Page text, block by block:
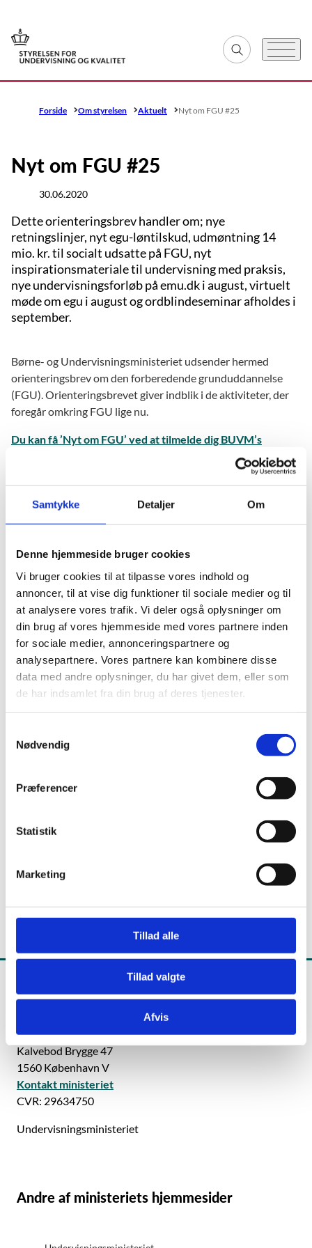
Samtykke Detaljer Om
Denne hjemmeside bruger cookies
Vi bruger cookies til at tilpasse vores indhold og
annoncer, til at vise dig funktioner til sociale medier og til
at analysere vores trafik. Vi deler også oplysninger om
din brug af vores hjemmeside med vores partnere inden
for sociale medier, annonceringspartnere og
analysepartnere. Vores partnere kan kombinere disse
data med andre oplysninger, du har givet dem, eller som
de har indsamlet fra din brug af deres tjenester.
Nødvendig
Præferencer
Statistik
Marketing
Tillad alle
Tillad valgte
Afvis
Gå til forsiden Fold søgefelt ud
Menu
Forside Om styrelsen Aktuelt Nyt om FGU #25
Nyt om FGU #25
30.06.2020
Dette orienteringsbrev handler om; nye
retningslinjer, nyt egu-løntilskud, udmøntning 14
mio. kr. til socialt udsatte på FGU, nyt
inspirationsmateriale til undervisning med praksis,
nye undervisningsforløb på emu.dk i august, virtuelt
møde om egu i august og ordblindeseminar afholdes i
september.
Børne- og Undervisningsministeriet udsender hermed
orienteringsbrev om den forberedende grunduddannelse
(FGU). Orienteringsbrevet giver indblik i de aktiviteter, der
foregår omkring FGU lige nu.
Du kan få ’Nyt om FGU’ ved at tilmelde dig BUVM’s
”Uddannelser til unge”, vil du modtage ’Nyt om FGU’.
Orienteringsbrevet bliver også publiceret på
BUVM's
påemu.dk, som er ministeriets faglige portal til sektoren.
Læs mere
Nyt om FGU #25 juni 2020 (pdf)
Kontakt
Hanne Merrild Jensen
Styrelsen for Undervisning og Kvalitet
Kalvebod Brygge 47
1560 København V
Kontakt ministeriet
CVR: 29634750
Undervisningsministeriet
Andre af ministeriets hjemmesider